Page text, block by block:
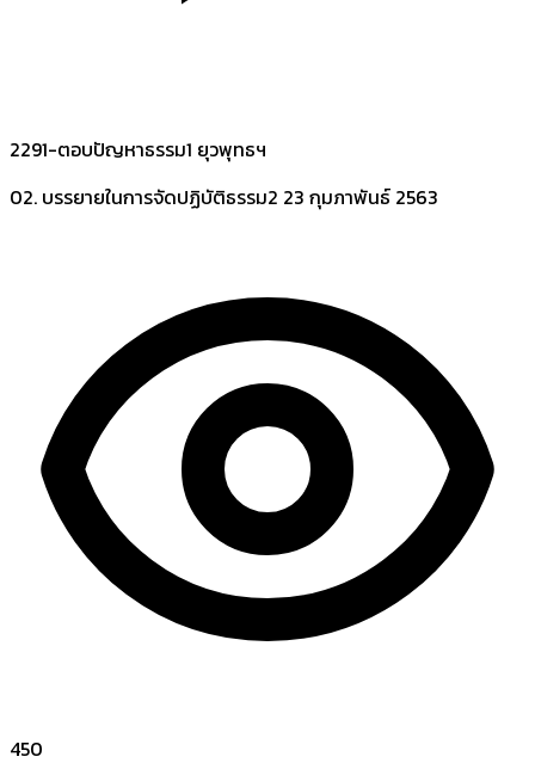
2291-ตอบปัญหาธรรม1 ยุวพุทธฯ
02. บรรยายในการจัดปฏิบัติธรรม2 23 กุมภาพันธ์ 2563
450